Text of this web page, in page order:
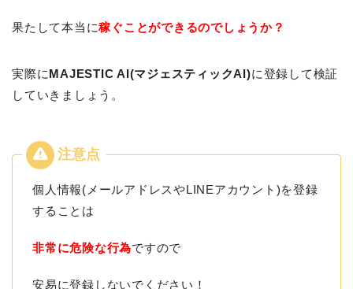
果たして本当に稼ぐことができるのでしょうか？
実際にMAJESTIC AI(マジェスティックAI)に登録して検証
していきましょう。
個人情報(メールアドレスやLINEアカウント)を登録
することは
非常に危険な行為ですので
安易に登録しないでください！